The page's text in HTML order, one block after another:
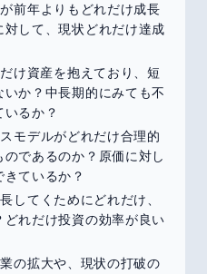
前年よりもどれだけ成長
対して、現状どれだけ達成
け資産を抱えており、短
か？中長期的にみても不
るか？
モデルがどれだけ合理的
であるのか？原価に対し
ているか？
してくためにどれだけ、
れだけ投資の効率が良い
の拡大や、現状の打破の